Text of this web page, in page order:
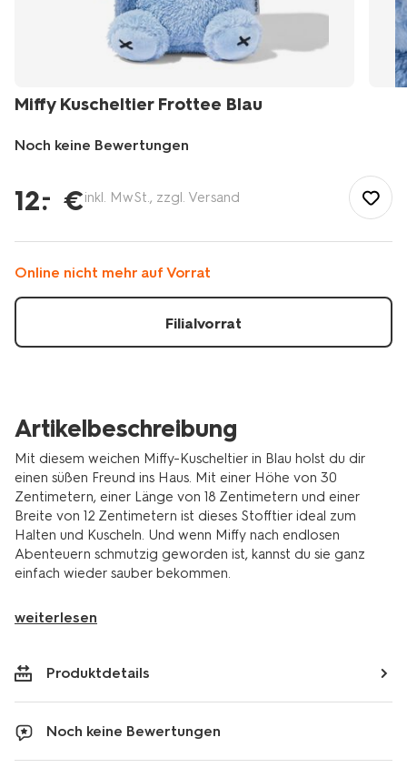
Miffy Kuscheltier Frottee Blau
Noch keine Bewertungen
de/kind/spielzeug/kuscheltiere/miffy-
kuscheltier-
blau-
60410210.html
12.
– €inkl. MwSt., zzgl. Versand
Online nicht mehr auf Vorrat
Filialvorrat
Artikelbeschreibung
Mit diesem weichen Miffy-Kuscheltier in Blau holst du dir
einen süßen Freund ins Haus. Mit einer Höhe von 30
Zentimetern, einer Länge von 18 Zentimetern und einer
Breite von 12 Zentimetern ist dieses Stofftier ideal zum
Halten und Kuscheln. Und wenn Miffy nach endlosen
Abenteuern schmutzig geworden ist, kannst du sie ganz
einfach wieder sauber bekommen.
weiterlesen
Produktdetails
Noch keine Bewertungen